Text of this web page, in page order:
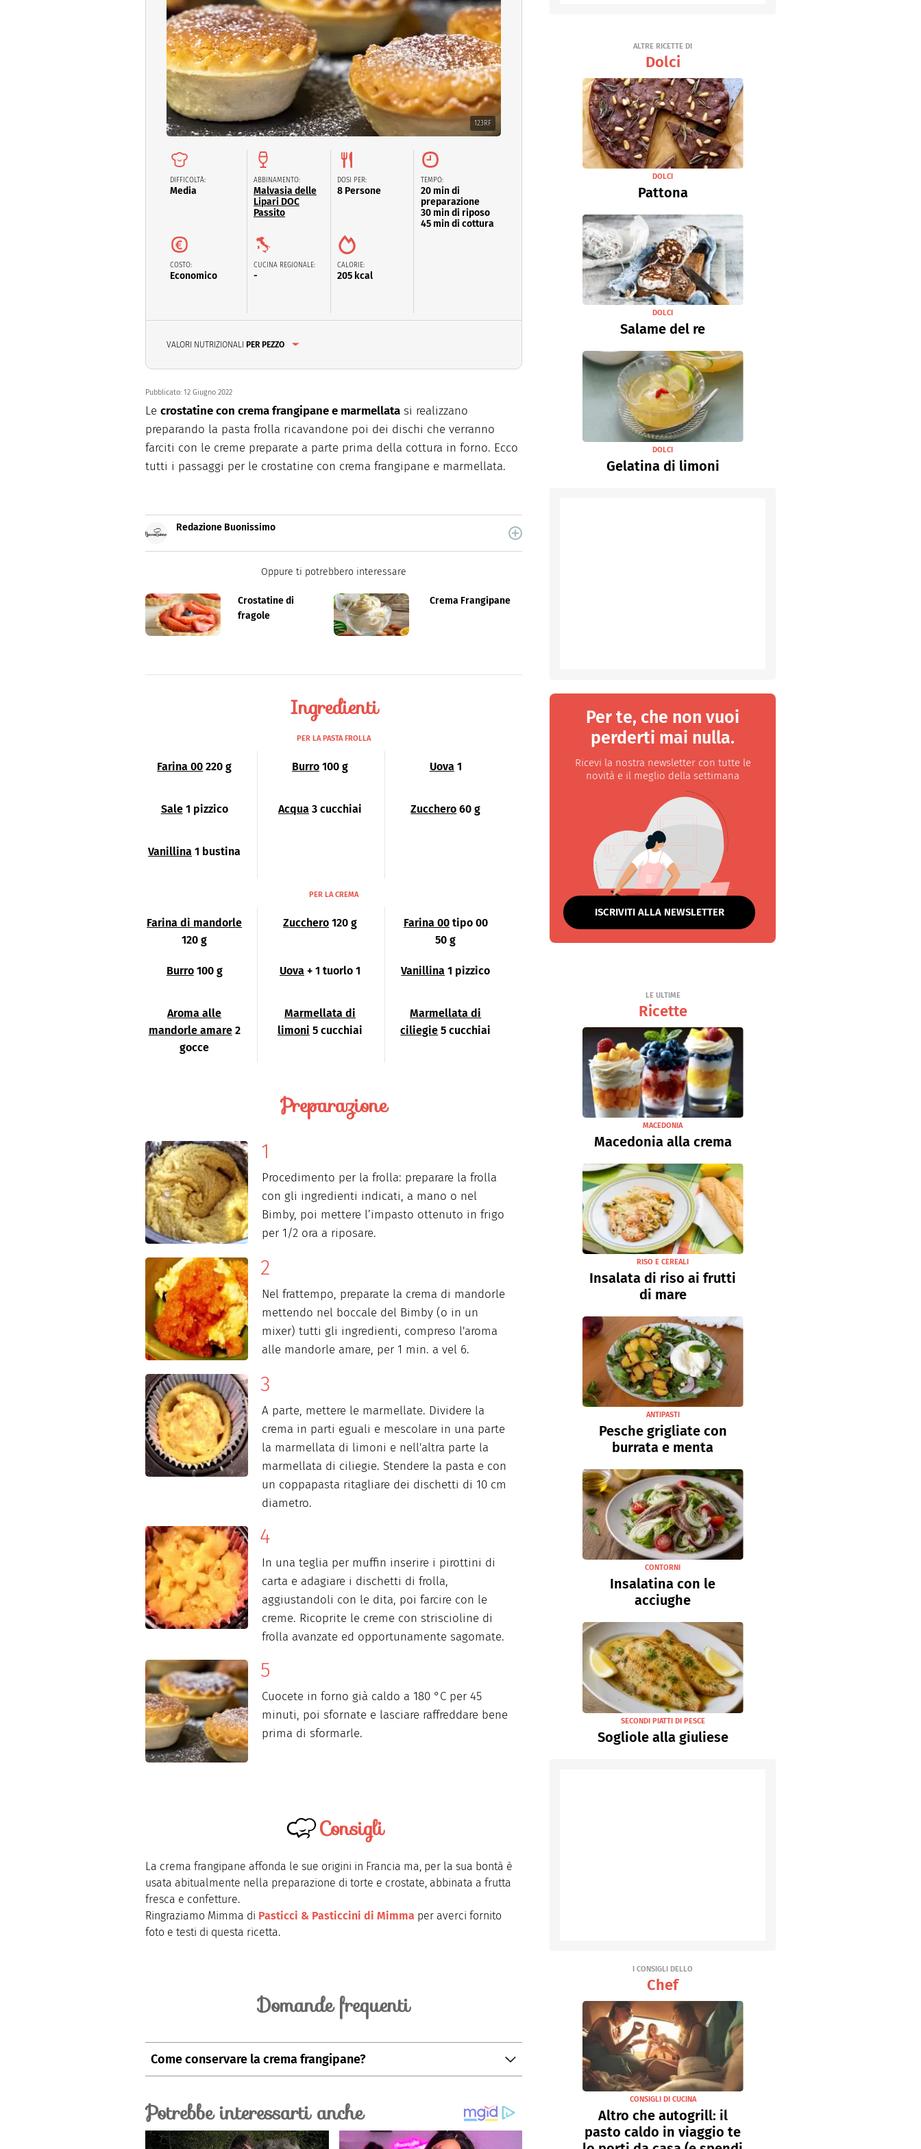
Dolci Pasqua
San Valentino
123RF
DIFFICOLTÀ:
Media
ABBINAMENTO:
Malvasia delle
Lipari DOC
Passito
COSTO:
Economico
CUCINA REGIONALE:
-
DOSI PER:
8 Persone
CALORIE:
205 kcal
TEMPO:
20 min di
preparazione
30 min di riposo
45 min di cottura
VALORI NUTRIZIONALI PER PEZZO
Pubblicato: 12 Giugno 2022
Le crostatine con crema frangipane e marmellata si realizzano
preparando la pasta frolla ricavandone poi dei dischi che verranno
farciti con le creme preparate a parte prima della cottura in forno. Ecco
tutti i passaggi per le crostatine con crema frangipane e marmellata.
Redazione Buonissimo
Buonissimo è il magazine di cucina di Italiaonline nel quale trovi idee veloci,
facili e spiegate passo passo.
Oppure ti potrebbero interessare
Crostatine di
fragole
Crema Frangipane
Ingredienti
PER LA PASTA FROLLA
Farina 00 220 g Burro 100 g Uova 1
Sale 1 pizzico Acqua 3 cucchiai Zucchero 60 g
Vanillina 1 bustina
PER LA CREMA
Farina di mandorle
120 g
Zucchero 120 g Farina 00 tipo 00
50 g
Burro 100 g Uova + 1 tuorlo 1 Vanillina 1 pizzico
Aroma alle
mandorle amare 2
gocce
Marmellata di
limoni 5 cucchiai
Marmellata di
ciliegie 5 cucchiai
Preparazione
Procedimento per la frolla: preparare la frolla
con gli ingredienti indicati, a mano o nel
Bimby, poi mettere l’impasto ottenuto in frigo
per 1/2 ora a riposare.
Nel frattempo, preparate la crema di mandorle
mettendo nel boccale del Bimby (o in un
mixer) tutti gli ingredienti, compreso l'aroma
alle mandorle amare, per 1 min. a vel 6.
A parte, mettere le marmellate. Dividere la
crema in parti eguali e mescolare in una parte
la marmellata di limoni e nell'altra parte la
marmellata di ciliegie. Stendere la pasta e con
un coppapasta ritagliare dei dischetti di 10 cm
diametro.
In una teglia per muffin inserire i pirottini di
carta e adagiare i dischetti di frolla,
aggiustandoli con le dita, poi farcire con le
creme. Ricoprite le creme con striscioline di
frolla avanzate ed opportunamente sagomate.
Cuocete in forno già caldo a 180 °C per 45
minuti, poi sfornate e lasciare raffreddare bene
prima di sformarle.
Consigli
La crema frangipane affonda le sue origini in Francia ma, per la sua bontà è
usata abitualmente nella preparazione di torte e crostate, abbinata a frutta
fresca e confetture.
Ringraziamo Mimma di Pasticci & Pasticcini di Mimma per averci fornito
foto e testi di questa ricetta.
Domande frequenti
Come conservare la crema frangipane?
pellicola trasparente o in un contenitore ermetico.
ALTRE RICETTE DI
Dolci
DOLCI
Pattona
DOLCI
Salame del re
DOLCI
Gelatina di limoni
Per te, che non vuoi
perderti mai nulla.
Ricevi la nostra newsletter con tutte le
novità e il meglio della settimana
ISCRIVITI ALLA NEWSLETTER
LE ULTIME
Ricette
MACEDONIA
Macedonia alla crema
RISO E CEREALI
Insalata di riso ai frutti
di mare
ANTIPASTI
Pesche grigliate con
burrata e menta
CONTORNI
Insalatina con le
acciughe
SECONDI PIATTI DI PESCE
Sogliole alla giuliese
I CONSIGLI DELLO
Chef
CONSIGLI DI CUCINA
Altro che autogrill: il
pasto caldo in viaggio te